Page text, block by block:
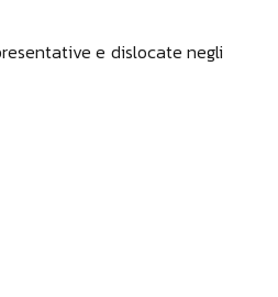
e dislocate negli